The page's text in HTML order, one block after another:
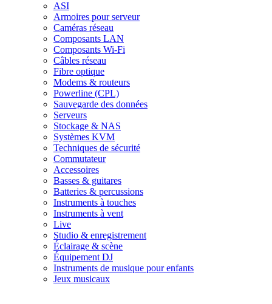
ASI
Armoires pour serveur
Caméras réseau
Composants LAN
Composants Wi-Fi
Câbles réseau
Fibre optique
Modems & routeurs
Powerline (CPL)
Sauvegarde des données
Serveurs
Stockage & NAS
Systèmes KVM
Techniques de sécurité
Commutateur
Accessoires
Basses & guitares
Batteries & percussions
Instruments à touches
Instruments à vent
Live
Studio & enregistrement
Éclairage & scène
Équipement DJ
Instruments de musique pour enfants
Jeux musicaux